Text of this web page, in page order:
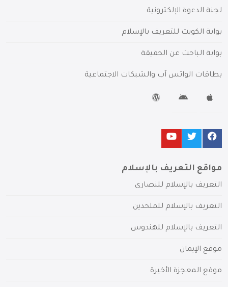
لجنة الدعوة الإلكترونية
بوابة الكويت للتعريف بالإسلام
بوابة الباحث عن الحقيقة
بطاقات الواتس آب والشبكات الاجتماعية
مواقع التعريف بالإسلام
التعريف بالإسلام للنصارى
التعريف بالإسلام للملحدين
التعريف بالإسلام للهندوس
موقع الإيمان
موقع المعجزة الأخيرة